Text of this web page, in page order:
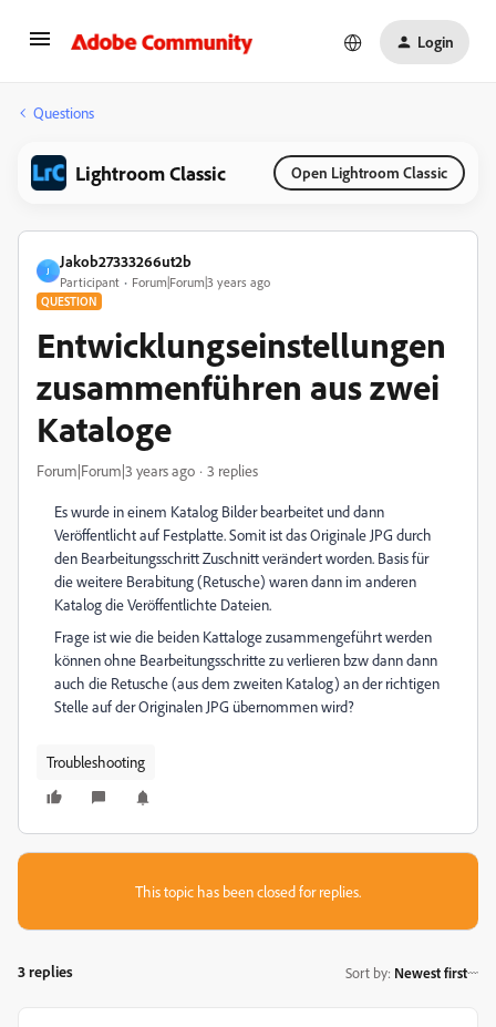
Login
Questions
Lightroom Classic Open Lightroom Classic
J
Jakob27333266ut2b
Participant Forum|Forum|3 years ago
QUESTION
Entwicklungseinstellungen
zusammenführen aus zwei
Kataloge
Forum|Forum|3 years ago 3 replies
Es wurde in einem Katalog Bilder bearbeitet und dann
Veröffentlicht auf Festplatte. Somit ist das Originale JPG durch
den Bearbeitungsschritt Zuschnitt verändert worden. Basis für
die weitere Berabitung (Retusche) waren dann im anderen
Katalog die Veröffentlichte Dateien.
Frage ist wie die beiden Kattaloge zusammengeführt werden
können ohne Bearbeitungsschritte zu verlieren bzw dann dann
auch die Retusche (aus dem zweiten Katalog) an der richtigen
Stelle auf der Originalen JPG übernommen wird?
Troubleshooting
This topic has been closed for replies.
3 replies Sort by: Newest first